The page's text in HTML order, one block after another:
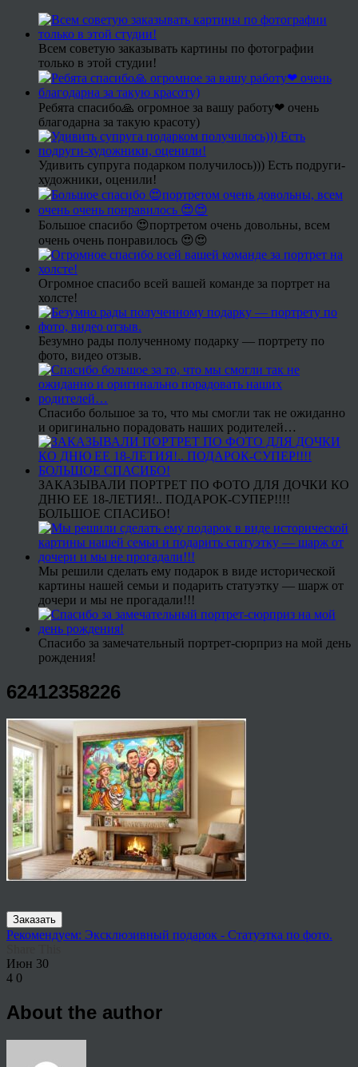
Всем советую заказывать картины по фотографии
только в этой студии!
Ребята спасибо🙏 огромное за вашу работу❤ очень
благодарна за такую красоту)
Удивить супруга подарком получилось))) Есть подруги-
художники, оценили!
Большое спасибо 😍портретом очень довольны, всем
очень очень понравилось 😍😍
Огромное спасибо всей вашей команде за портрет на
холсте!
Безумно рады полученному подарку — портрету по
фото, видео отзыв.
Спасибо большое за то, что мы смогли так не ожиданно
и оригинально порадовать наших родителей…
ЗАКАЗЫВАЛИ ПОРТРЕТ ПО ФОТО ДЛЯ ДОЧКИ КО
ДНЮ ЕЕ 18-ЛЕТИЯ!.. ПОДАРОК-СУПЕР!!!!
БОЛЬШОЕ СПАСИБО!
Мы решили сделать ему подарок в виде исторической
картины нашей семьи и подарить статуэтку — шарж от
дочери и мы не прогадали!!!
Спасибо за замечательный портрет-сюрприз на мой день
рождения!
62412358226
Заказать
Рекомендуем: Эксклюзивный подарок - Статуэтка по фото.
Июн 30
4 0
About the author